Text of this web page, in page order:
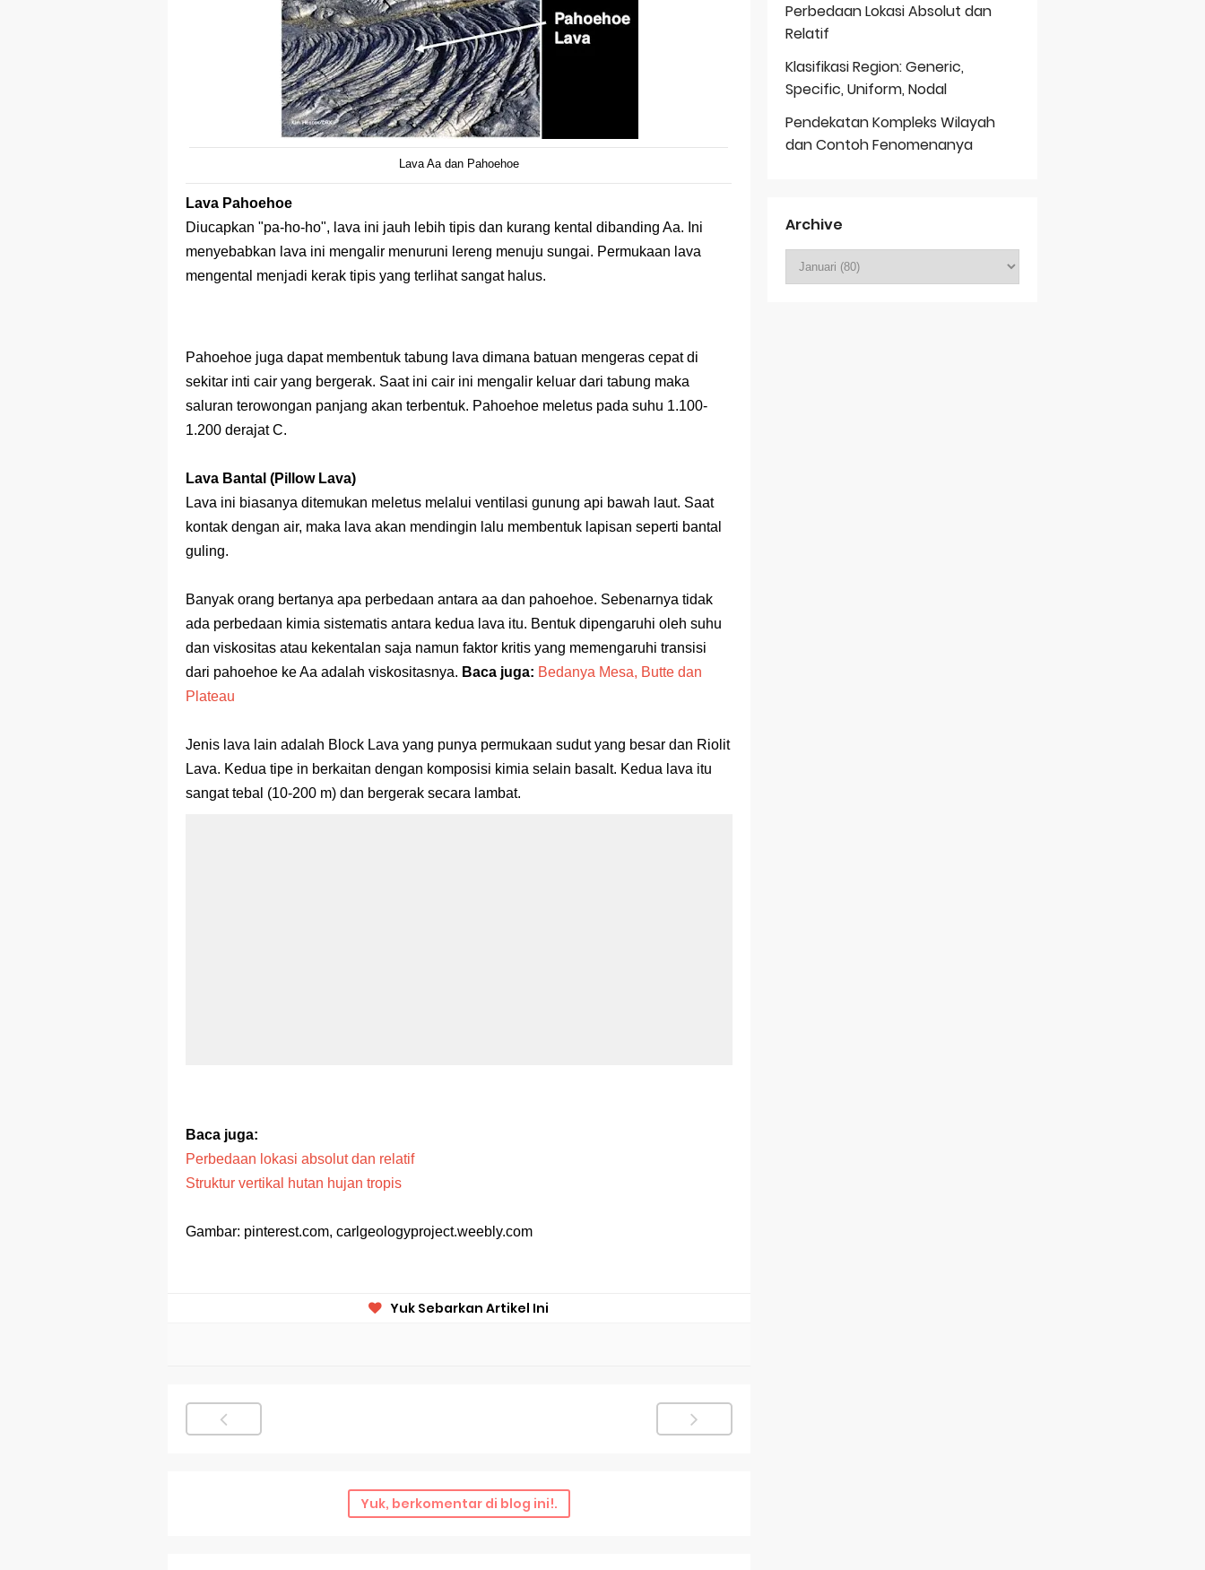
Lava Aa dan Pahoehoe
Lava Pahoehoe
Diucapkan "pa-ho-ho", lava ini jauh lebih tipis dan kurang kental dibanding Aa. Ini
menyebabkan lava ini mengalir menuruni lereng menuju sungai. Permukaan lava
mengental menjadi kerak tipis yang terlihat sangat halus.
Pahoehoe juga dapat membentuk tabung lava dimana batuan mengeras cepat di
sekitar inti cair yang bergerak. Saat ini cair ini mengalir keluar dari tabung maka
saluran terowongan panjang akan terbentuk. Pahoehoe meletus pada suhu 1.100-
1.200 derajat C.
Lava Bantal (Pillow Lava)
Lava ini biasanya ditemukan meletus melalui ventilasi gunung api bawah laut. Saat
kontak dengan air, maka lava akan mendingin lalu membentuk lapisan seperti bantal
guling.
Banyak orang bertanya apa perbedaan antara aa dan pahoehoe. Sebenarnya tidak
ada perbedaan kimia sistematis antara kedua lava itu. Bentuk dipengaruhi oleh suhu
dan viskositas atau kekentalan saja namun faktor kritis yang memengaruhi transisi
dari pahoehoe ke Aa adalah viskositasnya. Baca juga: Bedanya Mesa, Butte dan
Plateau
Jenis lava lain adalah Block Lava yang punya permukaan sudut yang besar dan Riolit
Lava. Kedua tipe in berkaitan dengan komposisi kimia selain basalt. Kedua lava itu
sangat tebal (10-200 m) dan bergerak secara lambat.
Baca juga:
Perbedaan lokasi absolut dan relatif
Struktur vertikal hutan hujan tropis
Gambar: pinterest.com, carlgeologyproject.weebly.com
Yuk Sebarkan Artikel Ini
Yuk, berkomentar di blog ini!.
Perbedaan Lokasi Absolut dan
Relatif
Klasifikasi Region: Generic,
Specific, Uniform, Nodal
Pendekatan Kompleks Wilayah
dan Contoh Fenomenanya
Archive